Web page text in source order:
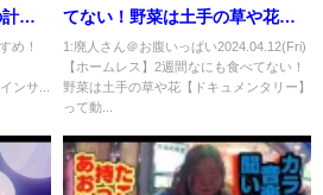
算
外
め！
ンサ...
てない！野菜は土手の草や花
【ドキュメンタリー】
1:廃人さん＠お腹いっぱい2024.04.12(Fri)
【ホームレス】2週間なにも食べてない！
野菜は土手の草や花【ドキュメンタリー】
って動...